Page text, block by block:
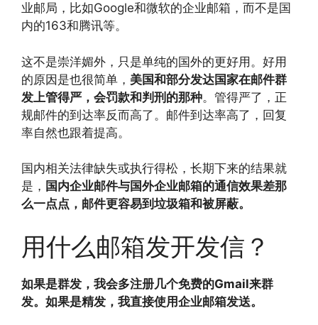
业邮局，比如Google和微软的企业邮箱，而不是国
内的163和腾讯等。
这不是崇洋媚外，只是单纯的国外的更好用。好用
的原因是也很简单， 美国和部分发达国家在邮件群
发上管得严，会罚款和判刑的那种。管得严了，正
规邮件的到达率反而高了。邮件到达率高了，回复
率自然也跟着提高。
国内相关法律缺失或执行得松，长期下来的结果就
是， 国内企业邮件与国外企业邮箱的通信效果差那
么一点点，邮件更容易到垃圾箱和被屏蔽。
用什么邮箱发开发信？
如果是群发，我会多注册几个免费的Gmail来群
发。如果是精发，我直接使用企业邮箱发送。